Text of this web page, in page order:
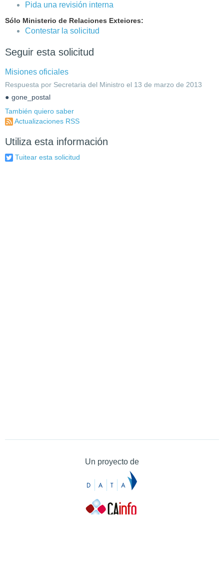
Pida una revisión interna
Sólo Ministerio de Relaciones Exteiores:
Contestar la solicitud
Seguir esta solicitud
Misiones oficiales
Respuesta por Secretaria del Ministro el 13 de marzo de 2013
gone_postal
También quiero saber
Actualizaciones RSS
Utiliza esta información
Tuitear esta solicitud
Un proyecto de